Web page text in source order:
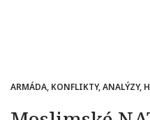
ARMÁDA, KONFLIKTY, ANALÝZY,